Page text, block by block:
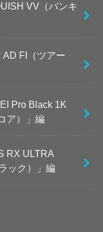
VV（バンキ
FI（ツアー
Pro Black 1K
ア）」編
RX ULTRA
ック）」編